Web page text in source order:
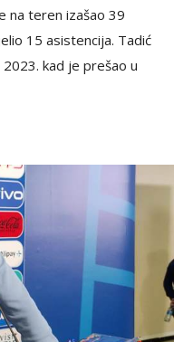
na teren izašao 39
15 asistencija. Tadić
kad je prešao u